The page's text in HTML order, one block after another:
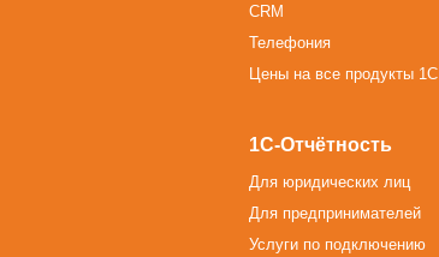
CRM
Телефония
Цены на все продукты 1С
1С-Отчётность
Для юридических лиц
Для предпринимателей
Услуги по подключению